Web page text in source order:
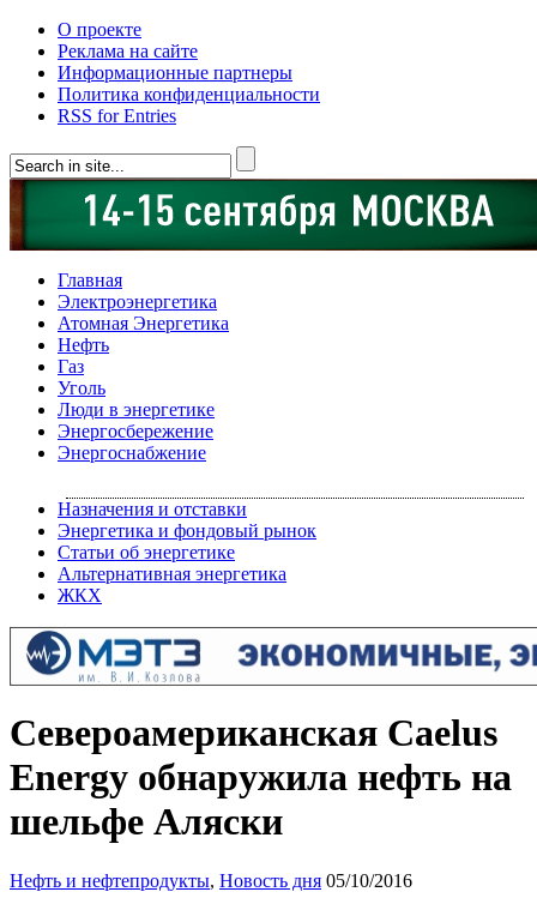
О проекте
Реклама на сайте
Информационные партнеры
Политика конфиденциальности
RSS for Entries
Главная
Электроэнергетика
Атомная Энергетика
Нефть
Газ
Уголь
Люди в энергетике
Энергосбережение
Энергоснабжение
Назначения и отставки
Энергетика и фондовый рынок
Статьи об энергетике
Альтернативная энергетика
ЖКХ
Североамериканская Caelus
Energy обнаружила нефть на
шельфе Аляски
Нефть и нефтепродукты, Новость дня 05/10/2016